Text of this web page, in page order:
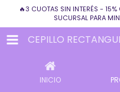
🔥3 CUOTAS SIN INTERÉS -
SUCURSAL PARA
CEPILLO
INICIO